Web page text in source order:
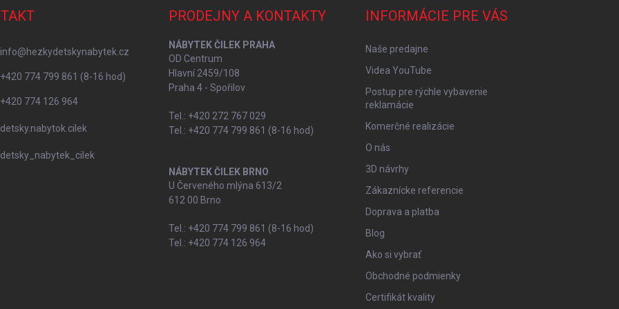
info@hezkydetskynabytek.cz
+420 774 799 861 (8-16 hod)
+420 774 126 964
detsky.nabytok.cilek
detsky_nabytek_cilek
PRODEJNY A KONTAKTY
NÁBYTEK ČILEK PRAHA
OD Centrum
Hlavní 2459/108
Praha 4 - Spořilov
Tel.: +420 272 767 029
Tel.: +420 774 799 861 (8-16 hod)
NÁBYTEK ČILEK BRNO
U Červeného mlýna 613/2
612 00 Brno
Tel.: +420 774 799 861 (8-16 hod)
Tel.: +420 774 126 964
INFORMÁCIE PRE VÁS
Naše predajne
Videa YouTube
Postup pre rýchle vybavenie
reklamácie
Komerčné realizácie
O nás
3D návrhy
Zákaznícke referencie
Doprava a platba
Blog
Ako si vybrať
Obchodné podmienky
Certifikát kvality